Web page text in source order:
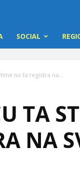
SOCIAL
no ta registra na...
TA
NA